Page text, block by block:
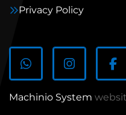
Privacy Policy
whatsappinstagram
Machinio System